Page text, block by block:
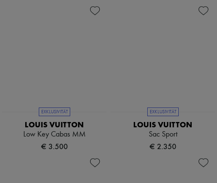
EXKLUSIVITÄT
LOUIS VUITTON
Low Key Cabas MM
€ 3.500
EXKLUSIVITÄT
LOUIS VUITTON
Sac Sport
€ 2.350